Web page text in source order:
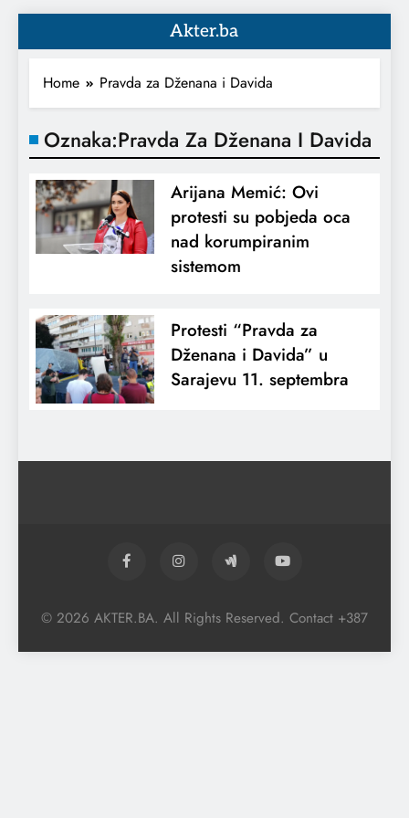
Akter.ba
Home Pravda za Dženana i Davida
Oznaka:Pravda Za Dženana I Davida
Arijana Memić: Ovi
protesti su pobjeda oca
nad korumpiranim
sistemom
Protesti “Pravda za
Dženana i Davida” u
Sarajevu 11. septembra
© 2026 AKTER.BA. All Rights Reserved. Contact +387